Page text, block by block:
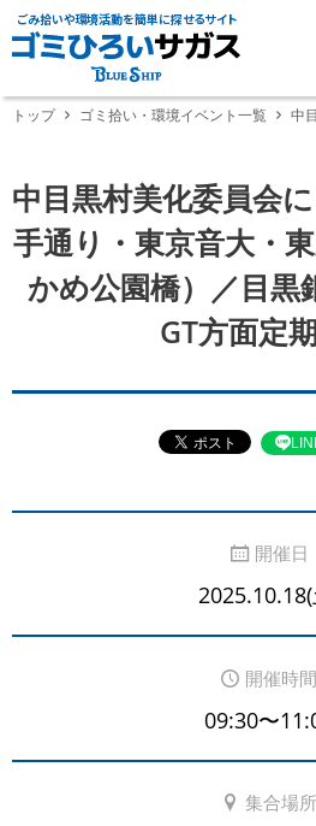
ごみ拾いや環境活動を簡単に探せるサイト
トップ ゴミ拾い・環境イベント一覧 中
中目黒村美化委員会
手通り・東京音大・
かめ公園橋）／目黒
GT方面定
開催日
開催時間
09:30〜
集合場所